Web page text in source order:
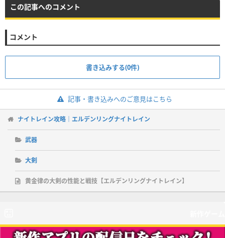
この記事へのコメント
コメント
書き込みする(0件)
記事・書き込みへのご意見はこちら
ナイトレイン攻略｜エルデンリングナイトレイン
武器
大剣
黄金律の大剣の性能と戦技【エルデンリングナイトレイン】